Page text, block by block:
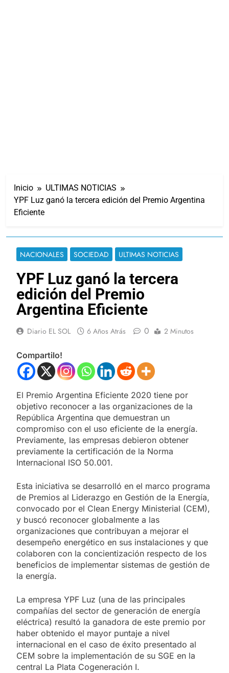
Inicio
ULTIMAS NOTICIAS
YPF Luz ganó la tercera edición del Premio Argentina
Eficiente
NACIONALES SOCIEDAD ULTIMAS NOTICIAS
YPF Luz ganó la tercera
edición del Premio
Argentina Eficiente
Diario EL SOL 6 Años Atrás 0 2 Minutos
Compartilo!
El Premio Argentina Eficiente 2020 tiene por
objetivo reconocer a las organizaciones de la
República Argentina que demuestran un
compromiso con el uso eficiente de la energía.
Previamente, las empresas debieron obtener
previamente la certificación de la Norma
Internacional ISO 50.001.
Esta iniciativa se desarrolló en el marco programa
de Premios al Liderazgo en Gestión de la Energía,
convocado por el Clean Energy Ministerial (CEM),
y buscó reconocer globalmente a las
organizaciones que contribuyan a mejorar el
desempeño energético en sus instalaciones y que
colaboren con la concientización respecto de los
beneficios de implementar sistemas de gestión de
la energía.
La empresa YPF Luz (una de las principales
compañías del sector de generación de energía
eléctrica) resultó la ganadora de este premio por
haber obtenido el mayor puntaje a nivel
internacional en el caso de éxito presentado al
CEM sobre la implementación de su SGE en la
central La Plata Cogeneración I.